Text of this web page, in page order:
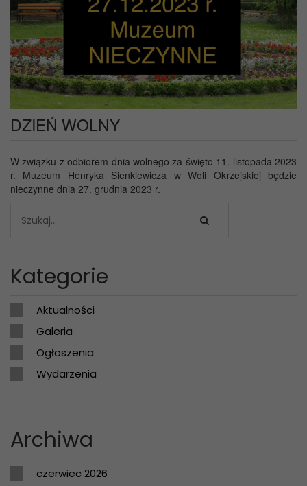
DZIEŃ WOLNY
W związku z odbiorem dnia wolnego za święto 11. listopada 2023
r. Muzeum Henryka Sienkiewicza w Woli Okrzejskiej będzie
nieczynne dnia 27. grudnia 2023 r.
Kategorie
Aktualności
Galeria
Ogłoszenia
Wydarzenia
Archiwa
czerwiec 2026